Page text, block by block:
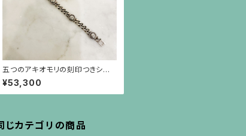
五つのアキオモリの刻印つきシル
バーブレスレット
¥53,300
じカテゴリの商品